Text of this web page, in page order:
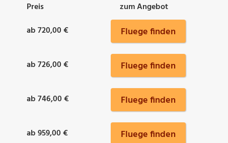
Preis
zum Angebot
ab 720,00 € Fluege finden
ab 726,00 € Fluege finden
ab 746,00 € Fluege finden
ab 959,00 € Fluege finden